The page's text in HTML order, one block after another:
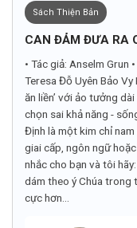
Sách Thiện Bản
CAN ĐẢM ĐƯA RA
• Tác giả: Anselm Grun
Teresa Đỗ Uyên Bảo
ăn liền’ với ảo tưởng
chọn sai khả năng -
Định là một kim chỉ
giai cấp, ngôn ngữ
nhắc cho bạn và tôi
dám theo ý Chúa trong
cực hơn...